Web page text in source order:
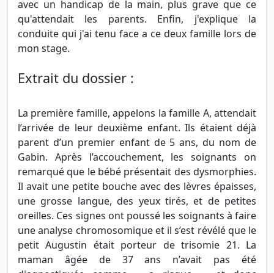
avec un handicap de la main, plus grave que ce
qu'attendait les parents. Enfin, j'explique la
conduite qui j'ai tenu face a ce deux famille lors de
mon stage.
Extrait du dossier :
La première famille, appelons la famille A, attendait
l’arrivée de leur deuxième enfant. Ils étaient déjà
parent d’un premier enfant de 5 ans, du nom de
Gabin. Après l’accouchement, les soignants on
remarqué que le bébé présentait des dysmorphies.
Il avait une petite bouche avec des lèvres épaisses,
une grosse langue, des yeux tirés, et de petites
oreilles. Ces signes ont poussé les soignants à faire
une analyse chromosomique et il s’est révélé que le
petit Augustin était porteur de trisomie 21. La
maman âgée de 37 ans n’avait pas été